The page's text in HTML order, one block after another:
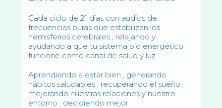
Cada ciclo de 21 días con audios de
frecuencias puras que estabilizan los
hemisferios cerebrales , relajando y
ayudando a que tu sistema bio energético
funcione como canal de salud y luz.
Aprendiendo a estar bien , generando
hábitos saludables , recuperando el sueño,
mejorando nuestras relaciones y nuestro
entorno , decidiendo mejor.